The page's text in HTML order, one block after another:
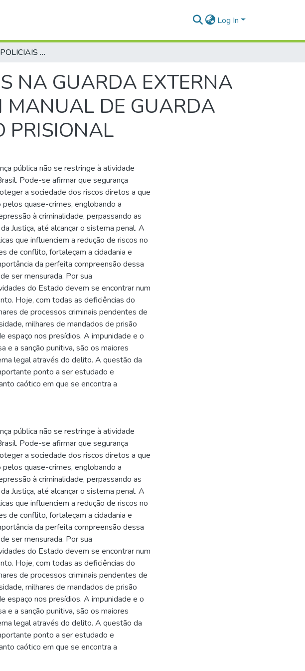
Log In
ATIVIDADES POLICIAIS MILITARES NA GUARDA EXTERNA DE PRESÍDIOS PROPOSTA DE UM MANUAL DE GUARDA EXTERNA EМ ESTABELECIMENTO PRISIONAL
NA GUARDA EXTERNA
MANUAL DE GUARDA
PRISIONAL
pública não se restringe à atividade
Pode-se afirmar que segurança
a sociedade dos riscos diretos a que
quase-crimes, englobando a
à criminalidade, perpassando as
Justiça, até alcançar o sistema penal. A
que influenciem a redução de riscos no
de conflito, fortaleçam a cidadania e
da perfeita compreensão dessa
ser mensurada. Por sua
do Estado devem se encontrar num
Hoje, com todas as deficiências do
de processos criminais pendentes de
milhares de mandados de prisão
espaço nos presídios. A impunidade e o
e a sanção punitiva, são os maiores
legal através do delito. A questão da
ponto a ser estudado e
caótico em que se encontra a
pública não se restringe à atividade
Pode-se afirmar que segurança
a sociedade dos riscos diretos a que
pelos quase-crimes, englobando a
à criminalidade, perpassando as
Justiça, até alcançar o sistema penal. A
que influenciem a redução de riscos no
de conflito, fortaleçam a cidadania e
da perfeita compreensão dessa
ser mensurada. Por sua
do Estado devem se encontrar num
Hoje, com todas as deficiências do
de processos criminais pendentes de
, milhares de mandados de prisão
espaço nos presídios. A impunidade e o
e a sanção punitiva, são os maiores
legal através do delito. A questão da
ponto a ser estudado e
caótico em que se encontra a